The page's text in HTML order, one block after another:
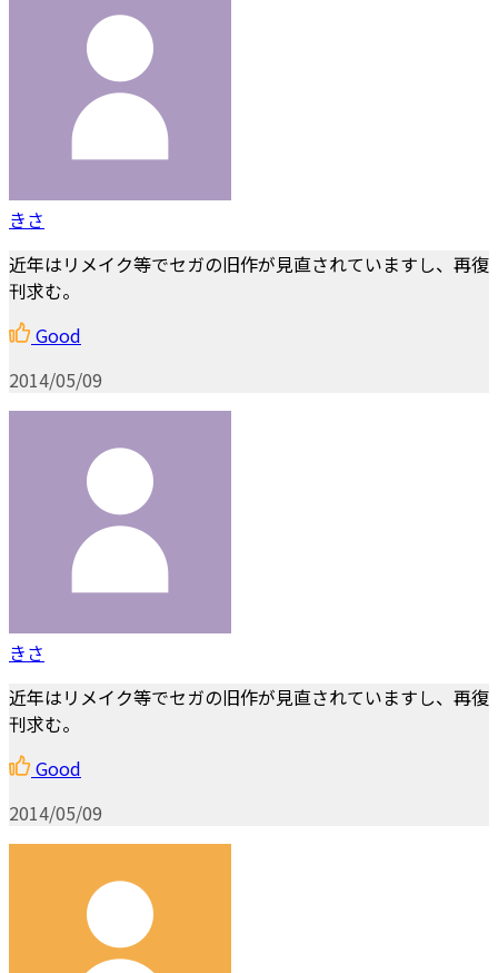
きさ
近年はリメイク等でセガの旧作が見直されていますし、再復
刊求む。
Good
2014/05/09
きさ
近年はリメイク等でセガの旧作が見直されていますし、再復
刊求む。
Good
2014/05/09